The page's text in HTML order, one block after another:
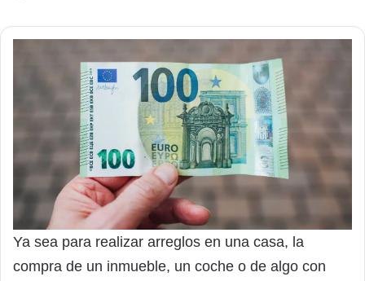
Ya sea para realizar arreglos en una casa, la
compra de un inmueble, un coche o de algo con